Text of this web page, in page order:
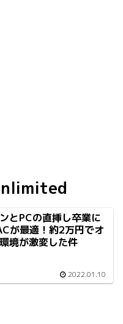
とPCの直挿し卒業に
が最適！約2万円でオ
境が激変した件
2022.01.10